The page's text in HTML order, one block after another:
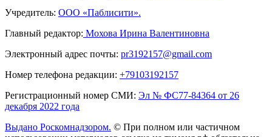
Учредитель: ООО «Паблисити».
Главный редактор: Мохова Ирина Валентиновна
Электронный адрес почты: pr3192157@gmail.com
Номер телефона редакции: +79103192157
Регистрационный номер СМИ: Эл № ФС77-84364 от 26
декабря 2022 года
Выдано Роскомнадзором. © При полном или частичном